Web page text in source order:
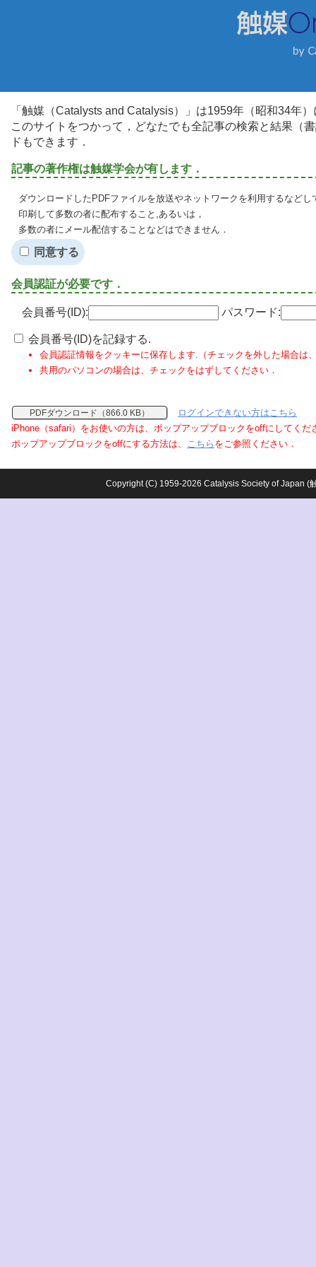
「触媒（Catalysts and Catalysis）」は1959年（昭和34年
このサイトをつかって，どなたでも全記事の検索と結果（
ドもできます．
記事の著作権は触媒学会が有します．
ダウンロードしたPDFファイルを放送やネットワークを利用するなど
印刷して多数の者に配布すること,あるいは，
多数の者にメール配信することなどはできません．
同意する
会員認証が必要です．
会員番号(ID): パスワード:
会員番号(ID)を記録する.
会員認証情報をクッキーに保存します.（チェックを外した場合は
共用のパソコンの場合は、チェックをはずしてください．
PDFダウンロード（866.0 KB）
ログインできない方はこちら
iPhone（safari）をお使いの方は、ポップアップブロックをoffにしてくだ
ポップアップブロックをoffにする方法は、 こちら をご参照ください．
Copyright (C) 1959-2026 Catalysis Society of Japan (